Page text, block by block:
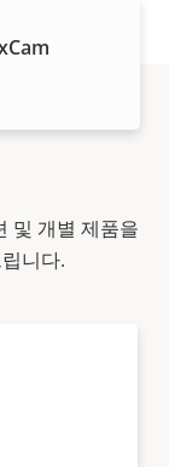
및 개별 제품을
니다.